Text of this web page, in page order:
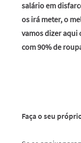
salário em
os irá meter, o
vamos dizer aqui
com 90% de
Faça o seu